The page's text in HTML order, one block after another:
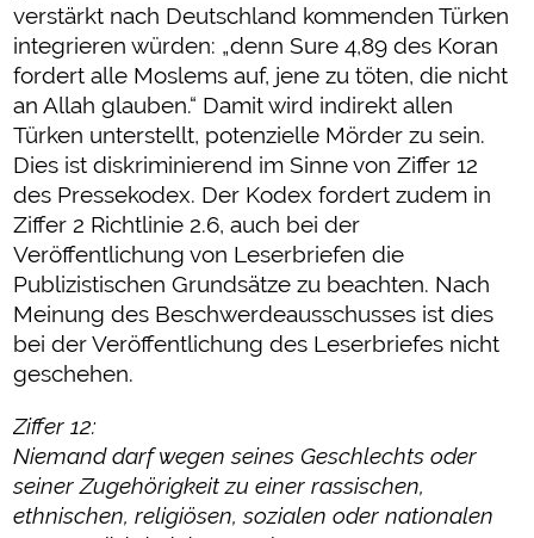
verstärkt nach Deutschland kommenden Türken
integrieren würden: „denn Sure 4,89 des Koran
fordert alle Moslems auf, jene zu töten, die nicht
an Allah glauben.“ Damit wird indirekt allen
Türken unterstellt, potenzielle Mörder zu sein.
Dies ist diskriminierend im Sinne von Ziffer 12
des Pressekodex. Der Kodex fordert zudem in
Ziffer 2 Richtlinie 2.6, auch bei der
Veröffentlichung von Leserbriefen die
Publizistischen Grundsätze zu beachten. Nach
Meinung des Beschwerdeausschusses ist dies
bei der Veröffentlichung des Leserbriefes nicht
geschehen.
Ziffer 12:
Niemand darf wegen seines Geschlechts oder
seiner Zugehörigkeit zu einer rassischen,
ethnischen, religiösen, sozialen oder nationalen